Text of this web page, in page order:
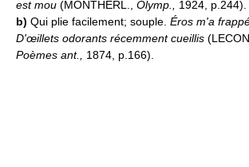
est mou (MONTHERL., Olymp., 1924, p.244).
b) Qui plie facilement; souple. Éros m'a
D'œillets odorants récemment cueillis
Poèmes ant., 1874, p.166).